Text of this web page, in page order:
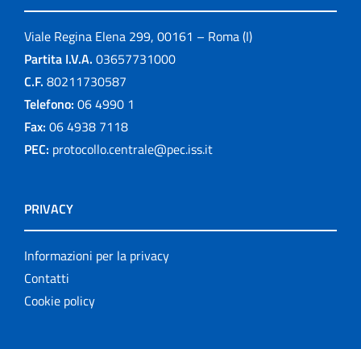
Viale Regina Elena 299, 00161 – Roma (I)
Partita I.V.A. 03657731000
C.F. 80211730587
Telefono: 06 4990 1
Fax: 06 4938 7118
PEC: protocollo.centrale@pec.iss.it
PRIVACY
Informazioni per la privacy
Contatti
Cookie policy